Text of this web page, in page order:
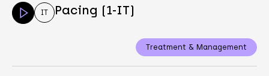
IT Pacing (1-IT)
Treatment & Management